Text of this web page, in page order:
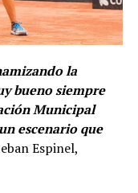
la
bueno siempre
Municipal
escenario que
Espinel,